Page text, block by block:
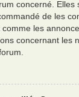
concerné. Elles
de les
les
concernant les